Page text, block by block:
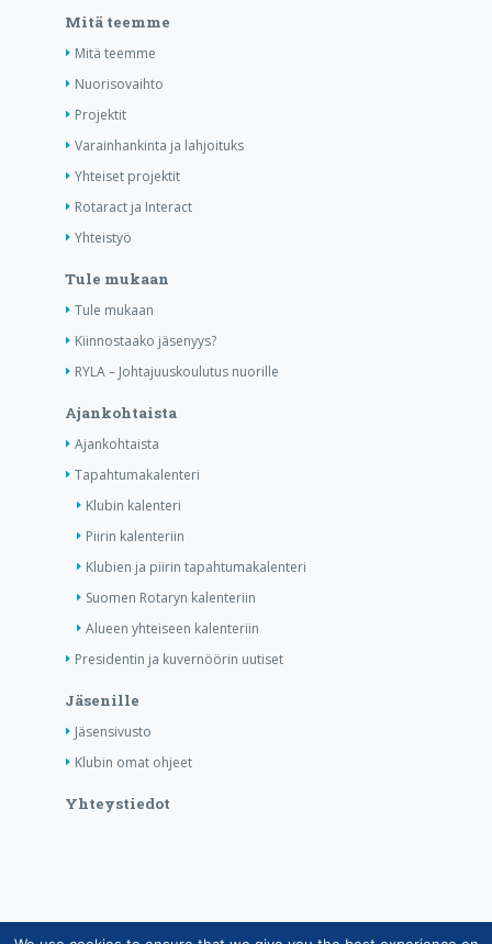
Mitä teemme
Mitä teemme
Nuorisovaihto
Projektit
Varainhankinta ja lahjoituks
Yhteiset projektit
Rotaract ja Interact
Yhteistyö
Tule mukaan
Tule mukaan
Kiinnostaako jäsenyys?
RYLA – Johtajuuskoulutus nuorille
Ajankohtaista
Ajankohtaista
Tapahtumakalenteri
Klubin kalenteri
Piirin kalenteriin
Klubien ja piirin tapahtumakalenteri
Suomen Rotaryn kalenteriin
Alueen yhteiseen kalenteriin
Presidentin ja kuvernöörin uutiset
Jäsenille
Jäsensivusto
Klubin omat ohjeet
Yhteystiedot